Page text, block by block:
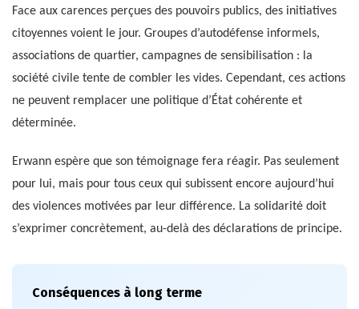
Face aux carences perçues des pouvoirs publics, des initiatives
citoyennes voient le jour. Groupes d’autodéfense informels,
associations de quartier, campagnes de sensibilisation : la
société civile tente de combler les vides. Cependant, ces actions
ne peuvent remplacer une politique d’État cohérente et
déterminée.
Erwann espère que son témoignage fera réagir. Pas seulement
pour lui, mais pour tous ceux qui subissent encore aujourd’hui
des violences motivées par leur différence. La solidarité doit
s’exprimer concrètement, au-delà des déclarations de principe.
Conséquences à long terme